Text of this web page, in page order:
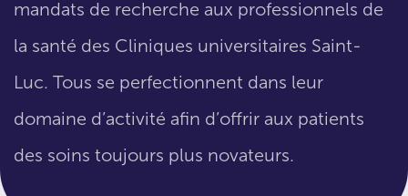
mandats de recherche aux professionnels de
la santé des Cliniques universitaires Saint-
Luc. Tous se perfectionnent dans leur
domaine d’activité afin d’offrir aux patients
des soins toujours plus novateurs.